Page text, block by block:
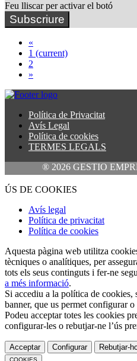
Feu lliscar per activar el botó
Subscriure
«
1 (current)
2
»
Política de Privacitat
Avís Legal
Política de cookies
TERMES LEGALS
® 2026 GESTIO
ÚS DE COOKIES
Avís legal
Política de privacitat
Política de cookies
Aquesta pàgina web utilitza
tècniques o analítiques, per
tots els seus continguts i fer-ne
a més informació.
Si accediu a la política de cookies,
banner, que us permet configurar
Podeu acceptar totes les cookies
configurar-les o rebutjar-ne l’ús
Acceptar Configurar Rebutjar-
COOKIES